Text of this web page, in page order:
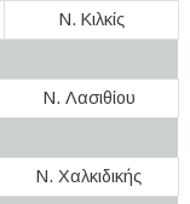
Ν. Κιλκίς
Ν. Λασιθίου
Ν. Χαλκιδικής